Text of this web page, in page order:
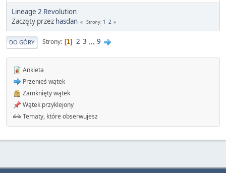
Lineage 2 Revolution
Zaczęty przez hasdan Strony 1 2
DO GÓRY Strony 1 2 3 ... 9
Ankieta
Przenieś wątek
Zamknięty wątek
Wątek przyklejony
Tematy, które obserwujesz